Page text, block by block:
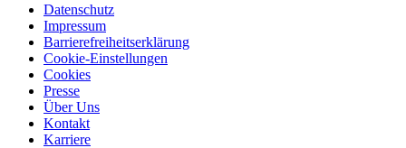
Datenschutz
Impressum
Barrierefreiheitserklärung
Cookie-Einstellungen
Cookies
Presse
Über Uns
Kontakt
Karriere